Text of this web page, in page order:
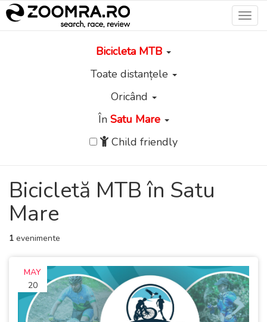
Bicicleta MTB
Toate distanțele
Oricând
În Satu Mare
Child friendly
Bicicletă MTB în Satu
Mare
1 evenimente
MAY
20